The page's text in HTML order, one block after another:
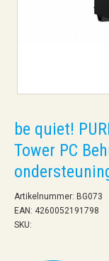
be quiet!
Tower PC
Artikelnummer: BG073
EAN: 4260052191798
SKU: